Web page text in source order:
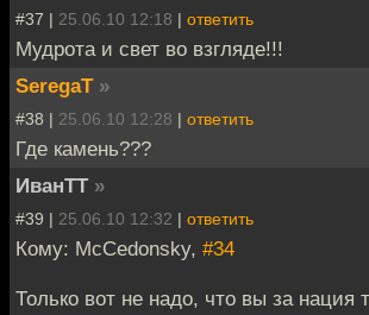
#37 | 25.06.10 12:18 | ответить
Мудрота и свет во взгляде!!!
SeregaT »
#38 | 25.06.10 12:28 | ответить
Где камень???
ИванТТ »
#39 | 25.06.10 12:32 | ответить
Кому: McCedonsky, #34
Только вот не надо, что вы за нация